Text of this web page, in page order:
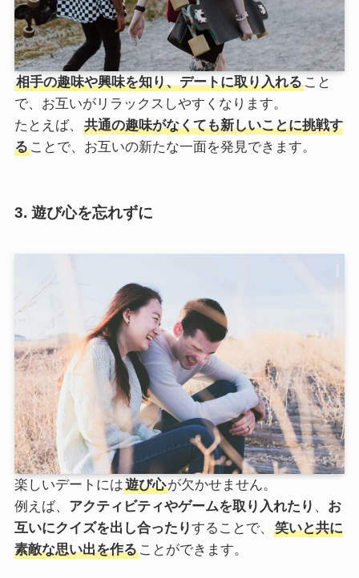
相手の趣味や興味を知り、デートに取り入れること
で、お互いがリラックスしやすくなります。
たとえば、
共通の趣味がなくても新しいことに挑戦す
ることで、お互いの新たな一面を発見できます。
3. 遊び心を忘れずに
楽しいデートには遊び心が欠かせません。
例えば、 アクティビティやゲームを取り入れたり 、 お
互いにクイズを出し合ったりすることで、
笑いと共に
素敵な思い出を作ることができます。